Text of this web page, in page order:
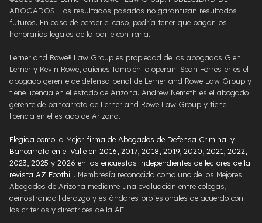
ABOGADOS. Los resultados pasados ​​no garantizan resultados
futuros. En caso de perder el caso, podría tener que pagar los
honorarios legales de la parte contraria.
Lerner and Rowe® Law Group es propiedad de los abogados Glen
Lerner y Kevin Rowe, quienes también lo operan. Sean Forrester es el
abogado gerente de defensa penal de Lerner and Rowe Law Group y
tiene licencia en el estado de Arizona. Andrew Nemeth es el abogado
gerente de bancarrota de Lerner and Rowe Law Group y tiene
licencia en el estado de Arizona.
Elegida como la Mejor firma de Abogados de Defensa Criminal y
Bancarrota en el Valle en 2016, 2017, 2018, 2019, 2020, 2021, 2022,
2023, 2025 y 2026 en las encuestas independientes de lectores de la
revista AZ Foothill. Membresía reconocida como uno de los Mejores
Abogados de Arizona mediante una evaluación entre colegas,
demostrando liderazgo y estándares profesionales de acuerdo con
los criterios y directrices de la AFL.